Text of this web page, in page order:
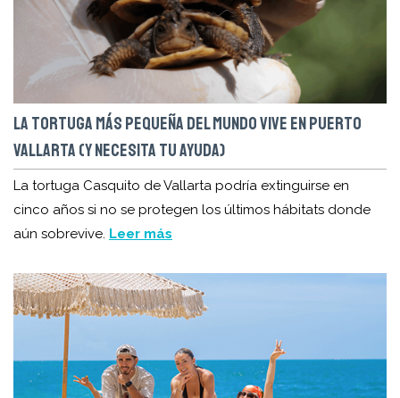
LA TORTUGA MÁS PEQUEÑA DEL MUNDO VIVE EN PUERTO
VALLARTA (Y NECESITA TU AYUDA)
La tortuga Casquito de Vallarta podría extinguirse en
cinco años si no se protegen los últimos hábitats donde
aún sobrevive. Leer más